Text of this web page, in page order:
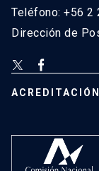
Teléfono: +56 2
Dirección de
ACREDITACIÓN